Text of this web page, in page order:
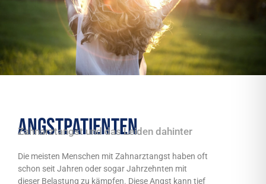
Angstpatienten
Zahnarztangst und das Leiden dahinter
Die meisten Menschen mit Zahnarztangst haben oft
schon seit Jahren oder sogar Jahrzehnten mit
dieser Belastung zu kämpfen. Diese Angst kann tief